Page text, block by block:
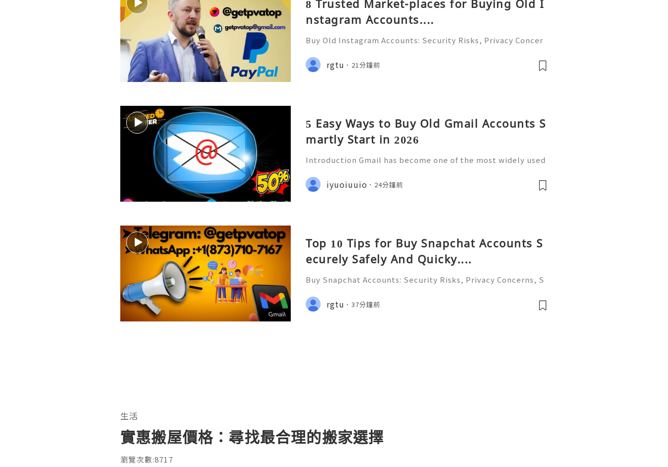
8 Trusted Market-places for Buying Old I
nstagram Accounts....
Buy Old Instagram Accounts: Security Risks, Privacy Concer
uide 2026 🚪🚀💬📞📩 We’re always ready to help you 24/7!
😊💯🔥 💼⏰📩🌟🌐✨ We are available
rgtu 21分鐘前
5 Easy Ways to Buy Old Gmail Accounts S
martly Start in 2026
Introduction Gmail has become one of the most widely used
orrespondence, online services, business operations, custo
mer support, document shar
iyuoiuuio 24分鐘前
Top 10 Tips for Buy Snapchat Accounts S
ecurely Safely And Quicky....
Buy Snapchat Accounts: Security Risks, Privacy Concerns, S
2026 🚪🚀💬📞📩 We’re always ready to help you 24/7! 😊💯🔥
💼⏰📩🌟🌐✨ We are available onli
rgtu 37分鐘前
生活
實惠搬屋價格：尋找最合理的搬家選擇
瀏覽次數:8717